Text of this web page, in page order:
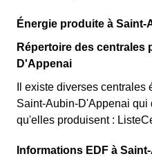
Énergie produite à
Répertoire des centrales
D'Appenai
Il existe diverses
Saint-Aubin-D'Appenai qui
qu'elles produisent :
Informations EDF à